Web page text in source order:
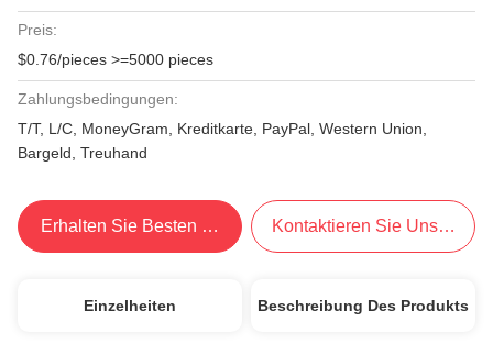
Preis:
$0.76/pieces >=5000 pieces
Zahlungsbedingungen:
T/T, L/C, MoneyGram, Kreditkarte, PayPal, Western Union,
Bargeld, Treuhand
Erhalten Sie Besten Preis Kontaktieren Sie Uns Jetzt
Einzelheiten Beschreibung Des Produkts